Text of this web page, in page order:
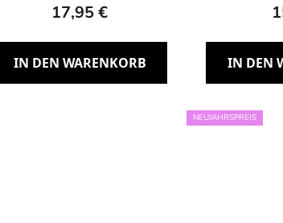
17,95 €
IN DEN WARENKORB IN DEN
NEUJAHRSPREIS